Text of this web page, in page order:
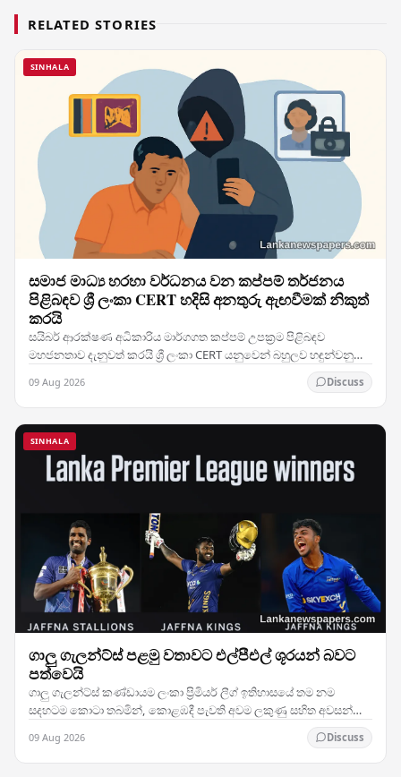
RELATED STORIES
SINHALA
සමාජ මාධ්‍ය හරහා වර්ධනය වන කප්පම් තර්ජනය
පිළිබඳව ශ්‍රී ලංකා CERT හදිසි අනතුරු ඇඟවීමක් නිකුත්
කරයි
සයිබර් ආරක්ෂණ අධිකාරිය මාර්ගගත කප්පම් උපක්‍රම පිළිබඳව
මහජනතාව දැනුවත් කරයි ශ්‍රී ලංකා CERT යනුවෙන් බහුලව හඳුන්වනු
09 Aug 2026 Discuss
SINHALA
ගාලු ගැලන්ට්ස් පළමු වතාවට එල්පීඑල් ශූරයන් බවට
පත්වෙයි
ගාලු ගැලන්ට්ස් කණ්ඩායම ලංකා ප්‍රිමියර් ලීග් ඉතිහාසයේ තම නම
සදහටම කොටා තබමින්, කොළඹදී පැවති අවම ලකුණු සහිත අවසන්
09 Aug 2026 Discuss